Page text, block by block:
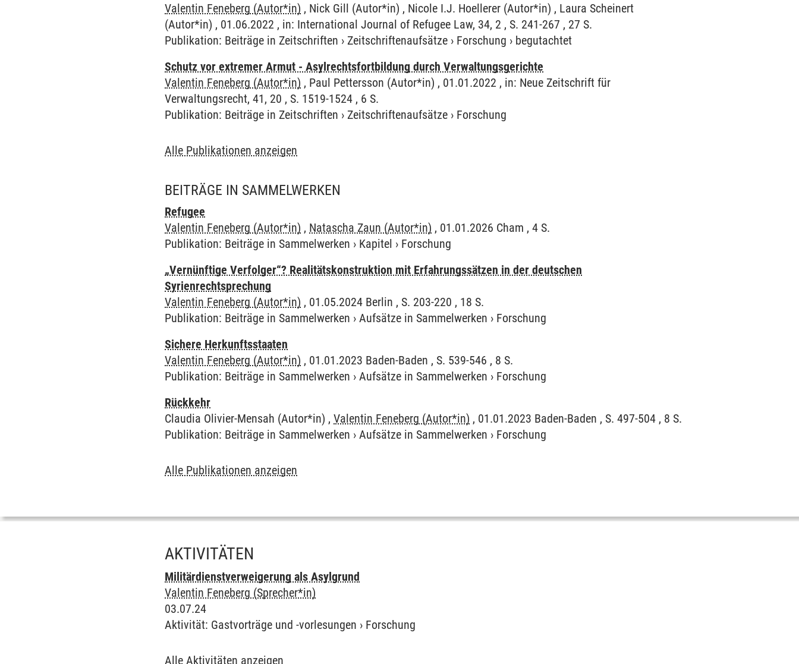
Valentin Feneberg (Autor*in) , Nick Gill (Autor*in) , Nicole I.J. Hoellerer (Autor*in) , Laura Scheinert
(Autor*in) , 01.06.2022 , in: International Journal of Refugee Law, 34, 2 , S. 241-267 , 27 S.
Publikation: Beiträge in Zeitschriften › Zeitschriftenaufsätze › Forschung › begutachtet
Schutz vor extremer Armut - Asylrechtsfortbildung durch Verwaltungsgerichte
Valentin Feneberg (Autor*in) , Paul Pettersson (Autor*in) , 01.01.2022 , in: Neue Zeitschrift für
Verwaltungsrecht, 41, 20 , S. 1519-1524 , 6 S.
Publikation: Beiträge in Zeitschriften › Zeitschriftenaufsätze › Forschung
Alle Publikationen anzeigen
BEITRÄGE IN SAMMELWERKEN
Refugee
Valentin Feneberg (Autor*in) , Natascha Zaun (Autor*in) , 01.01.2026 Cham , 4 S.
Publikation: Beiträge in Sammelwerken › Kapitel › Forschung
„Vernünftige Verfolger“? Realitätskonstruktion mit Erfahrungssätzen in der deutschen
Syrienrechtsprechung
Valentin Feneberg (Autor*in) , 01.05.2024 Berlin , S. 203-220 , 18 S.
Publikation: Beiträge in Sammelwerken ›Aufsätze in Sammelwerken › Forschung
Sichere Herkunftsstaaten
Valentin Feneberg (Autor*in) , 01.01.2023 Baden-Baden , S. 539-546 , 8 S.
Publikation: Beiträge in Sammelwerken ›Aufsätze in Sammelwerken › Forschung
Rückkehr
Claudia Olivier-Mensah (Autor*in) ,Valentin Feneberg (Autor*in) , 01.01.2023 Baden-Baden , S. 497-504 , 8 S.
Publikation: Beiträge in Sammelwerken ›Aufsätze in Sammelwerken › Forschung
Alle Publikationen anzeigen
AKTIVITÄTEN
Militärdienstverweigerung als Asylgrund
Valentin Feneberg (Sprecher*in)
03.07.24
Aktivität: Gastvorträge und -vorlesungen › Forschung
Alle Aktivitäten anzeigen